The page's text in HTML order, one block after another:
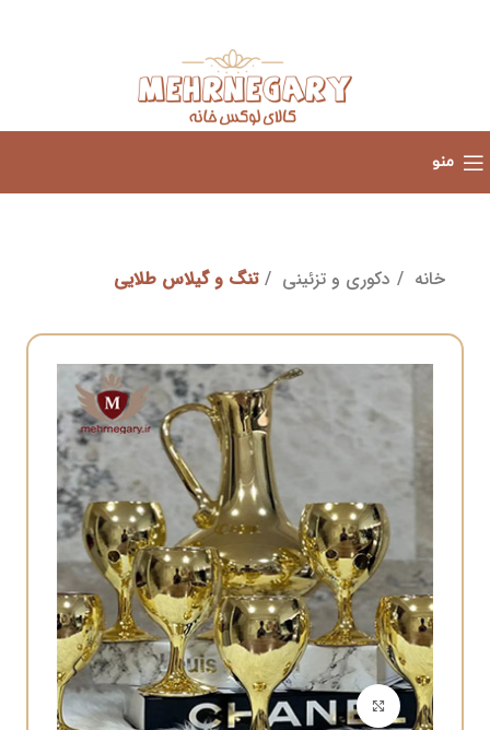
منو
خانه دکوری و تزئینی تنگ و گیلاس طلایی
برای بزرگنمایی کلیک کنید